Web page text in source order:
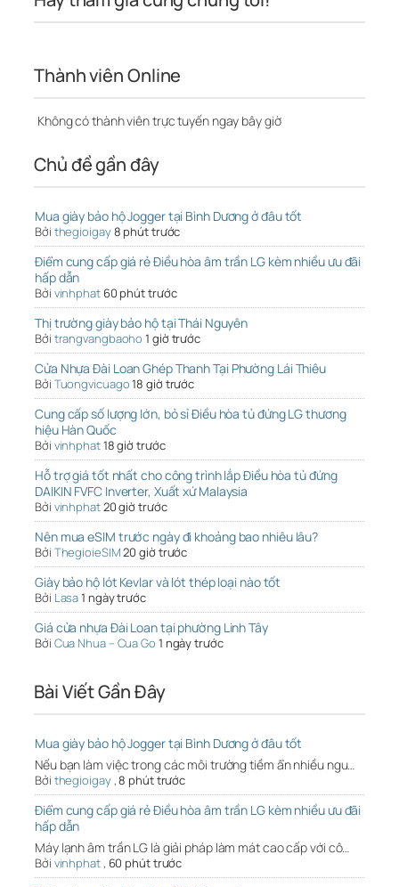
Thành viên Online
Không có thành viên trực tuyến ngay bây giờ
Chủ đề gần đây
Mua giày bảo hộ Jogger tại Bình Dương ở đâu tốt
Bởi thegioigay8 phút trước
Điểm cung cấp giá rẻ Điều hòa âm trần LG kèm nhiều ưu đãi
hấp dẫn
Bởi vinhphat 60 phút trước
Thị trường giày bảo hộ tại Thái Nguyên
Bởi trangvangbaoho 1 giờ trước
Cửa Nhựa Đài Loan Ghép Thanh Tại Phường Lái Thiêu
Bởi Tuongvicuago18 giờ trước
Cung cấp số lượng lớn, bỏ sỉ Điều hòa tủ đứng LG thương
hiệu Hàn Quốc
Bởi vinhphat18 giờ trước
Hỗ trợ giá tốt nhất cho công trình lắp Điều hòa tủ đứng
DAIKIN FVFC Inverter, Xuất xứ Malaysia
Bởi vinhphat20 giờ trước
Nên mua eSIM trước ngày đi khoảng bao nhiêu lâu?
Bởi ThegioieSIM20 giờ trước
Giày bảo hộ lót Kevlar và lót thép loại nào tốt
Bởi Lasa1 ngày trước
Giá cửa nhựa Đài Loan tại phường Linh Tây
Bởi Cua Nhua – Cua Go 1 ngày trước
Bài Viết Gần Đây
Mua giày bảo hộ Jogger tại Bình Dương ở đâu tốt
Nếu bạn làm việc trong các môi trường tiềm ẩn nhiều ngu…
Bởi thegioigay,8 phút trước
Điểm cung cấp giá rẻ Điều hòa âm trần LG kèm nhiều ưu đãi
hấp dẫn
Máy lạnh âm trần LG là giải pháp làm mát cao cấp với cô…
Bởi vinhphat, 60 phút trước